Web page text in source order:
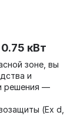
кВт
зоне, вы
и
решения —
(Ex d,